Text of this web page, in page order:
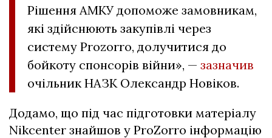
Рішення АМКУ допоможе замовникам,
які здійснюють закупівлі через
систему Prozorro, долучитися до
бойкоту спонсорів війни», — зазначив
очільник НАЗК Олександр Новіков.
Додамо, що під час підготовки матеріалу
Nikcenter знайшов у ProZorro інформацію